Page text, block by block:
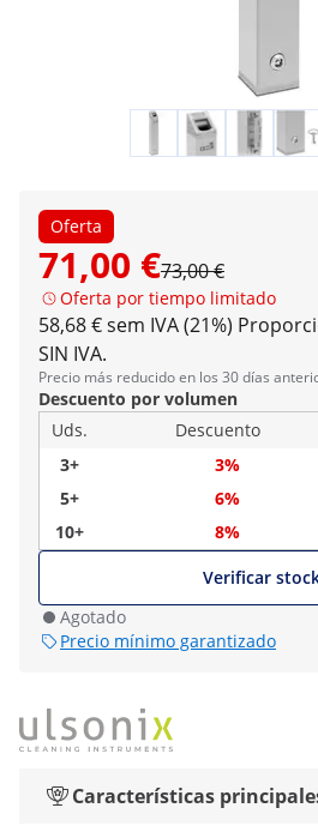
Oferta
71,00 €73,00 €
Oferta por tiempo limitado
58,68 € sem IVA (21%)
SIN IVA.
Precio más reducido en los 30 días
Descuento por volumen
Uds.
Descuento
3+
3%
5+
6%
10+
8%
Verificar
Agotado
Precio mínimo garantizado
Características